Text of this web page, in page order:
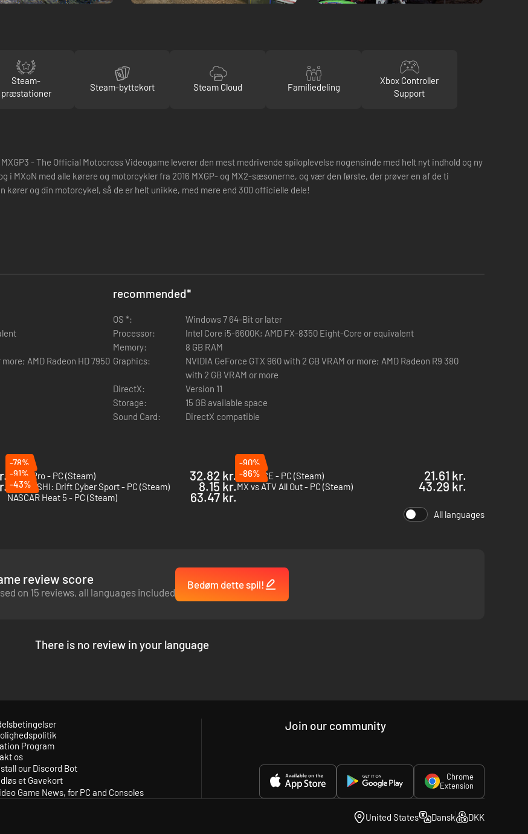
Steam-
præstationer
Steam-byttekort Steam Cloud Familiedeling
Xbox Controller
Support
- The Official Motocross Videogame leverer den mest medrivende spiloplevelse nogensinde med helt nyt indhold og ny
MXoN med alle kørere og motorcykler fra 2016 MXGP- og MX2-sæsonerne, og vær den første, der prøver en af de ti
og din motorcykel, så de er helt unikke, med mere end 300 officielle dele!
or equivalent
AMD Radeon HD 7950
recommended*
OS *:
Windows 7 64-Bit or later
Processor:
Intel Core i5-6600K; AMD FX-8350 Eight-Core or equivalent
Memory:
8 GB RAM
Graphics:
NVIDIA GeForce GTX 960 with 2 GB VRAM or more; AMD Radeon R9 380
with 2 GB VRAM or more
DirectX:
Version 11
Storage:
15 GB available space
Sound Card:
DirectX compatible
-78%
MXGP Pro - PC (Steam)
32.82 kr.
-90%
DRIFT CE - PC (Steam)
21.61 kr.
-91%
FURIDASHI: Drift Cyber Sport - PC (Steam)
8.15 kr.
-86%
MX vs ATV All Out - PC (Steam)
43.29 kr.
-43%
NASCAR Heat 5 - PC (Steam)
63.47 kr.
All languages
review score
on 15 reviews, all languages included
Bedøm dette spil!
There is no review in your language
Program
os
our Discord Bot
et Gavekort
Game News, for PC and Consoles
Join our community
Chrome
Extension
United States Dansk DKK